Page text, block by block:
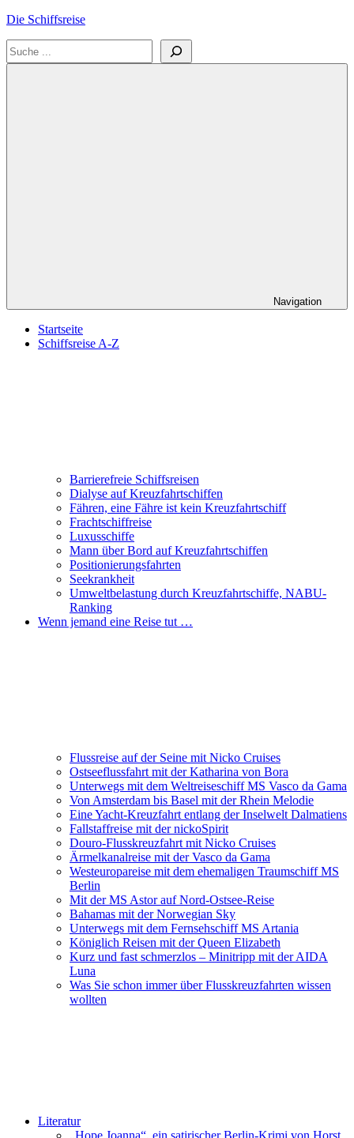
Zum
springen
Die Schiffsreise
Literatur-
Suchen
Navigation
Startseite
Schiffsreise A-Z
Barrierefreie Schiffsreisen
Dialyse auf Kreuzfahrtschiffen
Fähren, eine Fähre ist kein Kreuzfahrtschiff
Frachtschiffreise
Luxusschiffe
Mann über Bord auf Kreuzfahrtschiffen
Positionierungsfahrten
Seekrankheit
Umweltbelastung durch Kreuzfahrtschiffe, NABU-
Ranking
Wenn jemand eine Reise tut …
Flussreise auf der Seine mit Nicko Cruises
Ostseeflussfahrt mit der Katharina von Bora
Unterwegs mit dem Weltreiseschiff MS Vasco da Gama
Von Amsterdam bis Basel mit der Rhein Melodie
Eine Yacht-Kreuzfahrt entlang der Inselwelt Dalmatiens
Fallstaffreise mit der nickoSpirit
Douro-Flusskreuzfahrt mit Nicko Cruises
Ärmelkanalreise mit der Vasco da Gama
Westeuropareise mit dem ehemaligen Traumschiff MS
Berlin
Mit der MS Astor auf Nord-Ostsee-Reise
Bahamas mit der Norwegian Sky
Unterwegs mit dem Fernsehschiff MS Artania
Königlich Reisen mit der Queen Elizabeth
Kurz und fast schmerzlos – Minitripp mit der AIDA
Luna
Was Sie schon immer über Flusskreuzfahrten wissen
wollten
Literatur
„Hope Joanna“, ein satirischer Berlin-Krimi von Horst